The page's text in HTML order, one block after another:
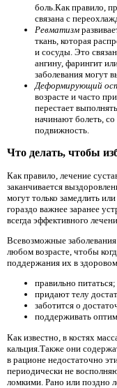
боль.Как правило,
связана с
Ревматизм
ткань, которая
и сосуды. Это
ангину, фарингит
заболевания могут
Деформирующий
возрасте и часто
перестает
начинают болеть,
подвижность.
Что делать, чтобы
Как правило, лечение
заканчивается
могут только замедлить
гораздо важнее заранее
всегда эффективного
Всевозможные
любом возрасте, чтобы
поддержания их в
правильно питаться;
придают телу
заботится о
поддерживать
Как известно, в костях
кальция.Также они
в рационе недостаточно
периодически не
ломкими. Рано или поздно